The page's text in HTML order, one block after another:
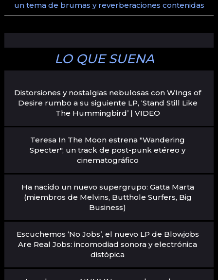
un tema de brumas y reverberaciones contenidas
LO QUE SUENA
Distorsiones y nostalgias nebulosas con WIngs of
Desire rumbo a su siguiente LP, ‘Stand Still Like
The Hummingbird’ | VIDEO
Teresa In The Moon estrena "Wandering
Specter", un track de post-punk etéreo y
cinematográfico
Ha nacido un nuevo supergrupo: Gatta Marta
(miembros de Melvins, Butthole Surfers, Big
Business)
Escuchemos ‘No Jobs’, el nuevo LP de Blowjobs
Are Real Jobs: incomodiad sonora y electrónica
distópica